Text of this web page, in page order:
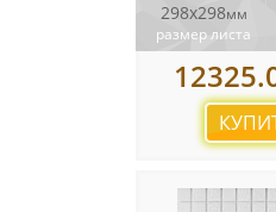
298x298мм
размер листа